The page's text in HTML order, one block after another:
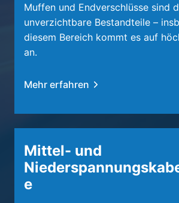
Muffen und Endverschlüsse sind
unverzichtbare Bestandteile –
diesem Bereich kommt es auf
an.
Mehr erfahren
Mittel- und
e